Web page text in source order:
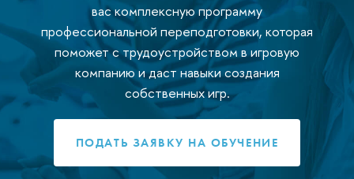
вас комплексную программу
профессиональной переподготовки, которая
поможет с трудоустройством в игровую
компанию и даст навыки создания
собственных игр.
ПОДАТЬ ЗАЯВКУ НА ОБУЧЕНИЕ